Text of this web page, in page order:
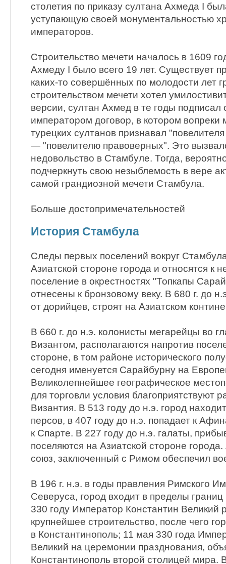
столетия по приказу султана Ахмеда I
уступающую своей монументальностью
императоров.
Строительство мечети началось в 1609
Ахмеду I было всего 19 лет. Существует
каких-то совершённых по молодости лет
строительством мечети хотел
версии, султан Ахмед в те годы подписал
императором договор, в котором вопреки
турецких султанов признавал
— "повелителю правоверных". Это
недовольство в Стамбуле. Тогда,
подчеркнуть свою незыблемость в вере
самой грандиозной мечети Стамбула.
Больше достопримечательностей
История Стамбула
Следы первых поселений вокруг
Азиатской стороне города и относятся к
поселение в окрестностях "Топкапы
отнесены к бронзовому веку. В 680 г. до
от дорийцев, строят на Азиатском
В 660 г. до н.э. колонисты мегарейцы во
Византом, располагаются напротив
стороне, в том районе исторического
сегодня именуется Сарайбурну на
Великолепнейшее географическое
для торговли условия благоприятствуют
Византия. В 513 году до н.э. город
персов, в 407 году до н.э. попадает к
к Спарте. В 227 году до н.э. галаты,
поселяются на Азиатской стороне
союз, заключенный с Римом обеспечил
В 196 г. н.э. в годы правления Римского
Северуса, город входит в пределы
330 году Император Константин Великий
крупнейшее строительство, после чего
в Константинополь; 11 мая 330 года
Великий на церемонии празднования,
Константинополь второй столицей мира.